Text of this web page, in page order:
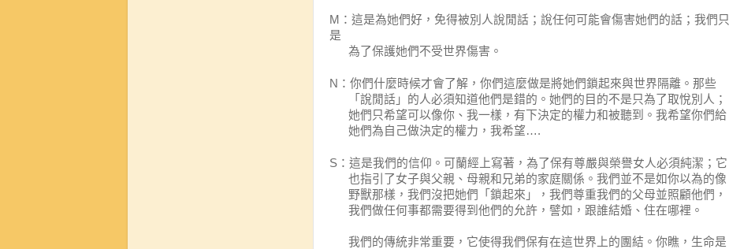
M ： 這是為她們好，免得被別人說閒話；說任何可能會傷害她們的話；我們只
是
為了保護她們不受世界傷害。
N ： 你們什麼時候才會了解，你們這麼做是將她們鎖起來與世界隔離。那些
「說閒話」的人必須知道他們是錯的。她們的目的不是只為了取悅別人 ；
她們只希望可以像你、我一樣，有下決定的權力和被聽到。我希望你們給
她們為自己做決定的權力，我希望….
S ： 這是我們的信仰。可蘭經上寫著，為了保有尊嚴與榮譽女人必須純潔；它
也指引了女子與父親、母親和兄弟的家庭關係。我們並不是如你以為的像
野獸那樣，我們沒把她們「鎖起來」，我們尊重我們的父母並照顧他們 ，
我們做任何事都需要得到他們的允許，譬如，跟誰結婚、住在哪裡。
我們的傳統非常重要，它使得我們保有在這世界上的團結。你瞧，生命是